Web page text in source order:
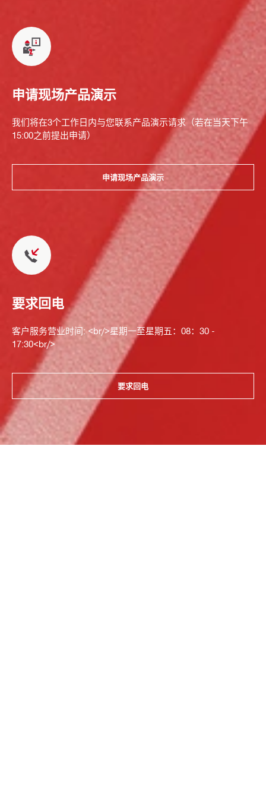
申请现场产品演示
我们将在3个工作日内与您联系产品演示请求（若在当天下午
15:00之前提出申请）
申请现场产品演示
要求回电
客户服务营业时间: <br/>星期一至星期五：08：30 -
17:30<br/>
要求回电